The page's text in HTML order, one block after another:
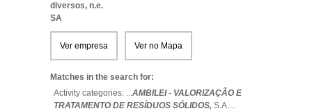
diversos, n.e.
SA
Ver empresa Ver no Mapa
Matches in the search for:
Activity categories: ...AMBILEI - VALORIZAÇÃO E
TRATAMENTO DE RESÍDUOS SÓLIDOS, S.A....